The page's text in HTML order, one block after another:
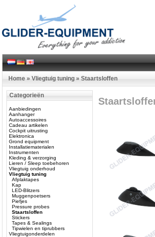
Home » Vliegtuig tuning » Staartsloffen
Categorieën
Aanbiedingen
Aanhanger
Autoaccessoires
Cadeau artikelen
Cockpit uitrusting
Elektronica
Grond equipment
Installatiematerialen
Instrumenten
Kleding & verzorging
Lieren / Sleep toebehoren
Vliegtuig onderhoud
Vliegtuig tuning
Afplaktapes
Kap
LED-Blitzers
Muggenpoetsers
Piefjes
Pressure probes
Staartsloffen
Stickers
Tapes & Sealings
Tipwielen en tiprubbers
Vliegtuigonderdelen